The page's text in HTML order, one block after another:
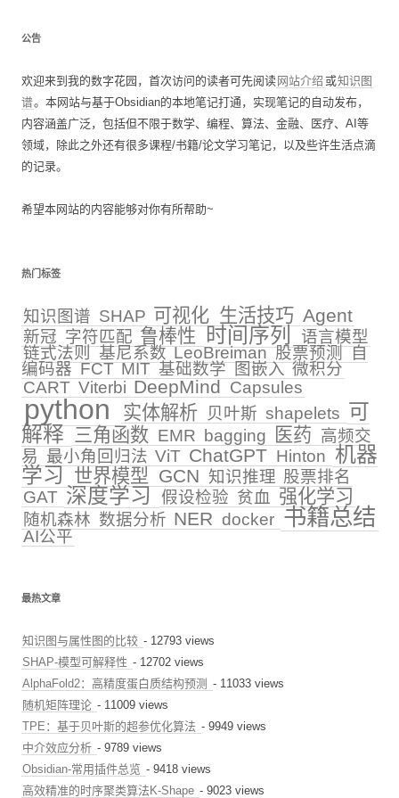
公告
欢迎来到我的数字花园，首次访问的读者可先阅读网站介绍 或知识图
谱。本网站与基于Obsidian的本地笔记打通，实现笔记的自动发布，
内容涵盖广泛，包括但不限于数学、编程、算法、金融、医疗、AI等
领域，除此之外还有很多课程/书籍/论文学习笔记，以及些许生活点滴
的记录。
希望本网站的内容能够对你有所帮助~
热门标签
知识图谱 SHAP 可视化 生活技巧 Agent
新冠 字符匹配 鲁棒性 时间序列 语言模型
链式法则基尼系数LeoBreiman股票预测自
编码器FCTMIT基础数学图嵌入微积分
CART Viterbi DeepMind Capsules
python 实体解析 贝叶斯 shapelets 可
解释 三角函数 EMR bagging 医药 高频交
易 最小角回归法 ViT ChatGPT Hinton 机器
学习 世界模型 GCN 知识推理 股票排名
GAT 深度学习 假设检验 贫血 强化学习
随机森林 数据分析 NER docker 书籍总结
AI公平
最热文章
知识图与属性图的比较 - 12793 views
SHAP-模型可解释性 - 12702 views
AlphaFold2：高精度蛋白质结构预测 - 11033 views
随机矩阵理论 - 11009 views
TPE：基于贝叶斯的超参优化算法 - 9949 views
中介效应分析 - 9789 views
Obsidian-常用插件总览 - 9418 views
高效精准的时序聚类算法K-Shape - 9023 views